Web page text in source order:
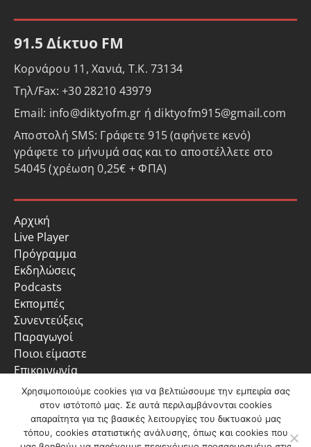
91.5 Δίκτυο FM
Κορνάρου 11, Χανιά, Τ.Κ. 73134
Τηλ/Fax: +30 28210 43979
Email: info@diktyofm.gr ή diktyofm915@gmail.com
Αποστολή SMS: Γράφετε 915 (αφήνετε κενό)
γράφετε το μήνυμά σας και το αποστέλλετε στο
54045 (χρέωση 0,25€ + ΦΠΑ)
Αρχική
Live Player
Πρόγραμμα
Εκδηλώσεις
Podcasts
Εκπομπές
Συνεντεύξεις
Παραγωγοί
Ποιοι είμαστε
Επικοινωνία
Πολιτική Απορρήτου
Χρησιμοποιούμε cookies για να βελτιώσουμε την εμπειρία σας
στον ιστότοπό μας. Σε αυτά περιλαμβάνονται cookies
απαραίτητα για τις βασικές λειτουργίες του δικτυακού μας
τόπου, cookies στατιστικής ανάλυσης, όπως και cookies που